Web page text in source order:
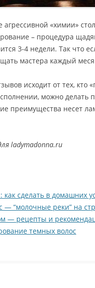
«химии»
– процедура
3-4 недели. Так что
мастера каждый
исходит от тех, кто
можно делать
преимущества несет
ladymadonna.ru
как сделать в домашних
— “молочные реки” на
— рецепты и
темных волос